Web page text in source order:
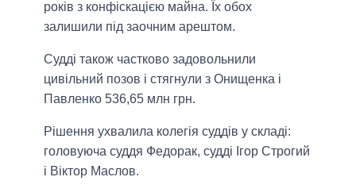
років з конфіскацією майна. Їх обох
залишили під заочним арештом.
Судді також частково задовольнили
цивільний позов і стягнули з Онищенка і
Павленко 536,65 млн грн.
Рішення ухвалила колегія суддів у складі:
головуюча суддя Федорак, судді Ігор Строгий
і Віктор Маслов.